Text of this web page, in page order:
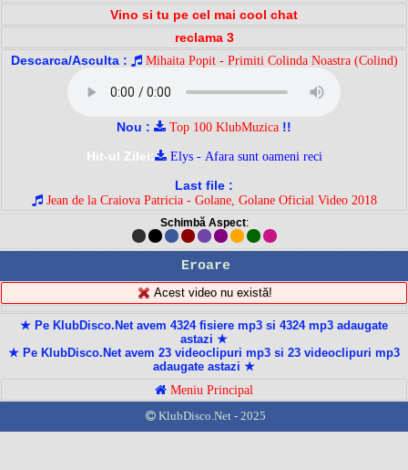
Vino si tu pe cel mai cool chat
reclama 3
Descarca/Asculta :
Mihaita Popit - Primiti Colinda Noastra (Colind)
Nou : Top 100 KlubMuzica !!
Hit-ul Zilei:
Elys - Afara sunt oameni reci
Last file :
Jean de la Craiova Patricia - Golane, Golane Oficial Video 2018
Schimbă Aspect:
Eroare
Acest video nu există!
★ Pe KlubDisco.Net avem 4324 fisiere mp3 si 4324 mp3 adaugate
astazi ★
★ Pe KlubDisco.Net avem 23 videoclipuri mp3 si 23 videoclipuri mp3
adaugate astazi ★
Meniu Principal
KlubDisco.Net - 2025